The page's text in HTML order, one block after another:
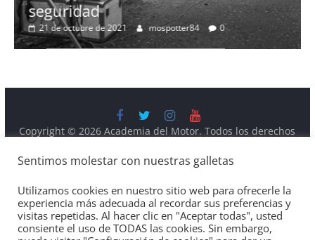
Benz ESF 05: 50 años de
reservados.
Tema:ColorMagpor ThemeGrill. Funciona conWordPress.
Sentimos molestar con nuestras galletas
Utilizamos cookies en nuestro sitio web para ofrecerle la
experiencia más adecuada al recordar sus preferencias y
visitas repetidas. Al hacer clic en "Aceptar todas", usted
consiente el uso de TODAS las cookies. Sin embargo,